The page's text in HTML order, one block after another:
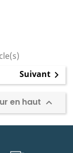
Suivant 
en haut 